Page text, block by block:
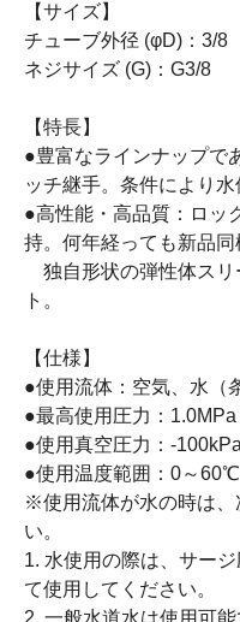
【サイズ】
チューブ外径 (φD)：3/8
ネジサイズ (G)：G3/8
【特長】
●豊富なラインナップで
ッチ継手。条件により水
●高性能・高品質：ロッ
持。何年経っても新品同
独自形状の弾性体スリ
ト。
【仕様】
●使用流体：空気、水（
●最高使用圧力：1.0MPa
●使用真空圧力：-100kPa
●使用温度範囲：0～60℃
※使用流体が水の時は、
い。
1. 水使用の際は、サー
て使用してください。
2. 一般水道水は使用可